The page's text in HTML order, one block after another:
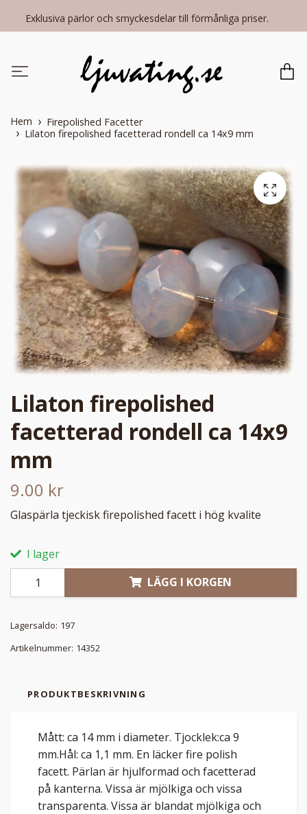
Exklusiva pärlor och smyckesdelar till förmånliga priser.
Hem
Firepolished Facetter
Lilaton firepolished facetterad rondell ca 14x9 mm
Lilaton firepolished
facetterad rondell ca 14x9
mm
9.00 kr
Glaspärla tjeckisk firepolished facett i hög kvalite
I lager
LÄGG I KORGEN
Lagersaldo: 197
Artikelnummer: 14352
PRODUKTBESKRIVNING
Mått: ca 14 mm i diameter. Tjocklek:ca 9
mm.Hål: ca 1,1 mm. En läcker fire polish
facett. Pärlan är hjulformad och facetterad
på kanterna. Vissa är mjölkiga och vissa
transparenta. Vissa är blandat mjölkiga och